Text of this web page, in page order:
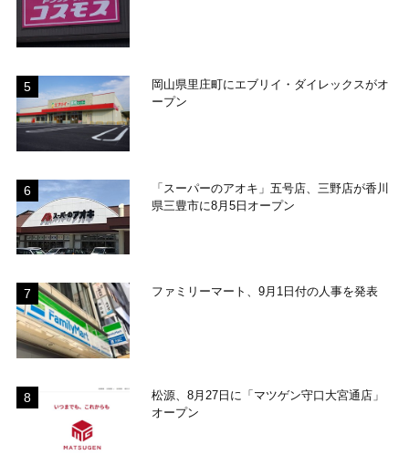
岡山県里庄町にエブリイ・ダイレックスがオ
ープン
「スーパーのアオキ」五号店、三野店が香川
県三豊市に8月5日オープン
ファミリーマート、9月1日付の人事を発表
松源、8月27日に「マツゲン守口大宮通店」
オープン